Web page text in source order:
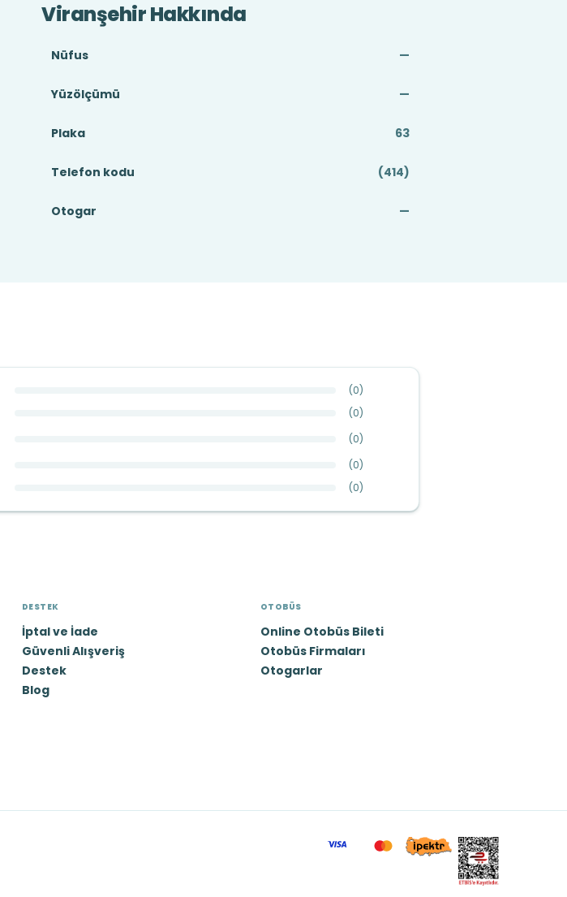
Viranşehir Hakkında
Nüfus —
Yüzölçümü —
Plaka 63
Telefon kodu (414)
Otogar —
(0)
(0)
(0)
(0)
(0)
DESTEK
İptal ve İade
Güvenli Alışveriş
Destek
Blog
OTOBÜS
Online Otobüs Bileti
Otobüs Firmaları
Otogarlar